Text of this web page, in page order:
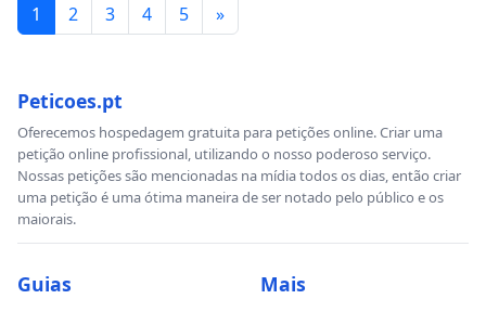
1 2 3 4 5 »
Peticoes.pt
Oferecemos hospedagem gratuita para petições online. Criar uma
petição online profissional, utilizando o nosso poderoso serviço.
Nossas petições são mencionadas na mídia todos os dias, então criar
uma petição é uma ótima maneira de ser notado pelo público e os
maiorais.
Guias Mais